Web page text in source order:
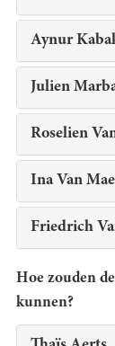
Aynur
Julien
Roselien
Ina Van
Friedrich
Hoe zouden
kunnen?